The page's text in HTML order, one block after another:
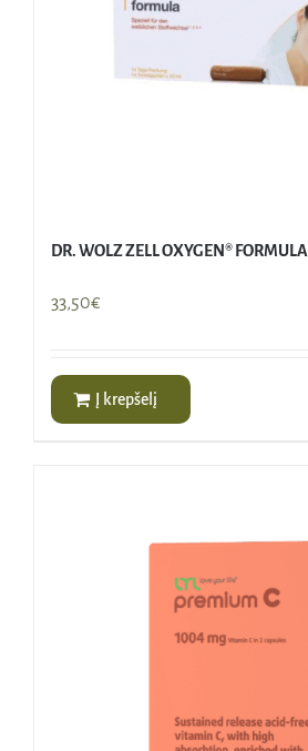
DR. WOLZ ZELL OXYGEN® FORMULA
33,50€
Į krepšelį